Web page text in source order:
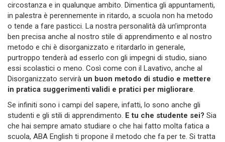
circostanza e in qualunque ambito. Dimentica gli appuntamenti,
in palestra è perennemente in ritardo, a scuola non ha metodo
o tende a fare pasticci. La nostra personalità dà un’impronta
ben precisa anche al nostro stile di apprendimento e al nostro
metodo e chi è disorganizzato e ritardarlo in generale,
purtroppo tenderà ad esserlo con gli impegni di studio, siano
essi scolastici o meno. Così come con il Lavativo, anche al
Disorganizzato servirà un buon metodo di studio e mettere
in pratica suggerimenti validi e pratici per migliorare.
Se infiniti sono i campi del sapere, infatti, lo sono anche gli
studenti e gli stili di apprendimento. E tu che studente sei? Sia
che hai sempre amato studiare o che hai fatto molta fatica a
scuola, ABA English ti propone il metodo che fa per te. Si tratta